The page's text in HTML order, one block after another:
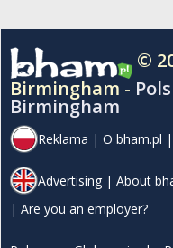
©
Birmingham -
Birmingham
Reklama | O bham.pl |
Advertising | About
| Are you an employer?